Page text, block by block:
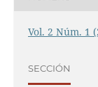
Vol. 2 Núm. 1
SECCIÓN